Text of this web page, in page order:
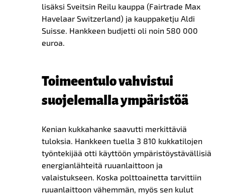
lisäksi Sveitsin Reilu kauppa (Fairtrade Max
Havelaar Switzerland) ja kauppaketju Aldi
Suisse. Hankkeen budjetti oli noin 580 000
euroa.
Toimeentulo vahvistui
suojelemalla ympäristöä
Kenian kukkahanke saavutti merkittäviä
tuloksia. Hankkeen tuella 3 810 kukkatilojen
työntekijää otti käyttöön ympäristöystävällisiä
energianlähteitä ruuanlaittoon ja
valaistukseen. Koska polttoainetta tarvittiin
ruuanlaittoon vähemmän, myös sen kulut